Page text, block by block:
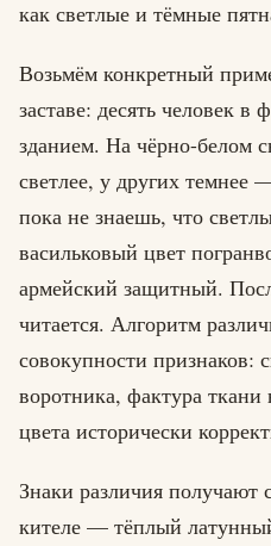
как светлые и тёмные
Возьмём конкретный
заставе: десять человек
зданием. На чёрно-белом
светлее, у других темнее
пока не знаешь, что
васильковый цвет
армейский защитный.
читается. Алгоритм
совокупности признаков:
воротника, фактура
цвета исторически
Знаки различия
кителе — тёплый